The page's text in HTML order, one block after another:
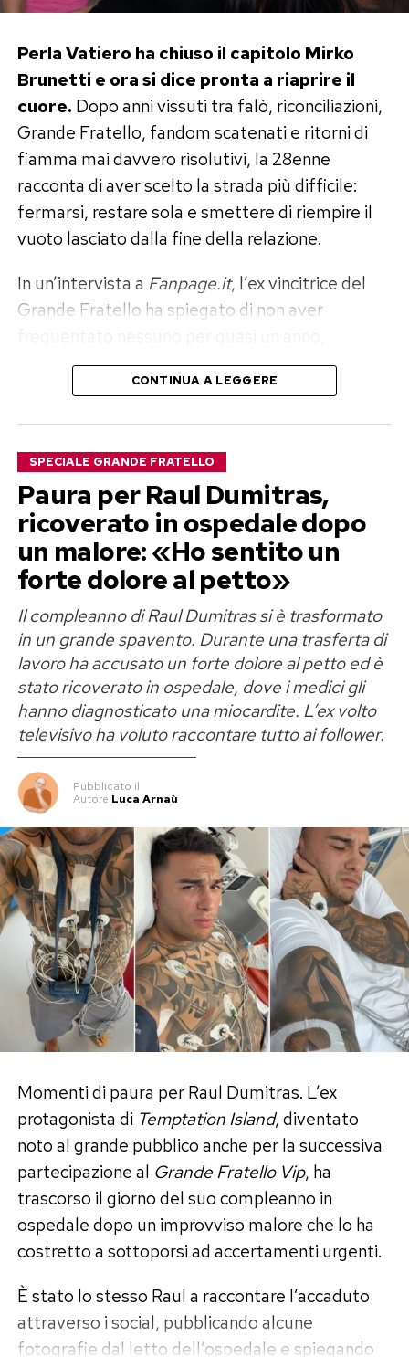
Perla Vatiero ha chiuso il capitolo Mirko
Brunetti e ora si dice pronta a riaprire il
cuore. Dopo anni vissuti tra falò, riconciliazioni,
Grande Fratello, fandom scatenati e ritorni di
fiamma mai davvero risolutivi, la 28enne
racconta di aver scelto la strada più difficile:
fermarsi, restare sola e smettere di riempire il
vuoto lasciato dalla fine della relazione.
In un’intervista a Fanpage.it, l’ex vincitrice del
Grande Fratello ha spiegato di non aver
escludendo anche rapporti fisici. «Volevo
disintossicarmi del tutto ed elaborare il dolore»,
persona al centro della propria vita.
Perla Vatiero: «Con Mirko un amore
vero, ma diventato tossico»
Il rapporto tra Perla Vatiero e Mirko Brunetti
aveva conquistato il pubblico diTemptation
Islandnel 2023, trasformandosi poi in una delle
saghe sentimentali più seguite sui social. Cinque
anni di convivenza, una rottura davanti alle
telecamere, nuovi legami, il riavvicinamento
nella Casa del Grande Fratello e infine il
tentativo di ricominciare una volta terminato il
reality.
Oggi Perla non rinnega ciò che ha provato. «È la
risposta a un amore che è stato vero», ha
spiegato parlando dei “Perletti”, i sostenitori
che continuano a sperare in un ritorno di coppia.
Quell’amore, però, era diventato «tossico»
perché vissuto in una simbiosi totale che aveva
finito per compromettere il rapporto. I due
avrebbero provato a ricucire per circa due mesi
continuare avrebbe significato ripetere gli stessi
errori. Ora, assicura lei, tra loro non esiste alcun
contatto.
Un anno senza frequentazioni:
«Dovevo elaborare il dolore»
Vatiero una scelta precisa. Nessuna relazione di
passaggio, nessun flirt estivo buono per
riempire le pagine di gossip e neppure la ricerca
CONTINUA A LEGGERE
SPECIALE GRANDE FRATELLO
Paura per Raul Dumitras,
ricoverato in ospedale dopo
un malore: «Ho sentito un
forte dolore al petto»
Il compleanno di Raul Dumitras si è trasformato
in un grande spavento. Durante una trasferta di
lavoro ha accusato un forte dolore al petto ed è
stato ricoverato in ospedale, dove i medici gli
hanno diagnosticato una miocardite. L’ex volto
televisivo ha voluto raccontare tutto ai follower.
Pubblicato il
Autore Luca Arnaù
Momenti di paura per Raul Dumitras. L’ex
protagonista di Temptation Island, diventato
noto al grande pubblico anche per la successiva
partecipazione al Grande Fratello Vip, ha
trascorso il giorno del suo compleanno in
ospedale dopo un improvviso malore che lo ha
costretto a sottoporsi ad accertamenti urgenti.
È stato lo stesso Raul a raccontare l’accaduto
attraverso i social, pubblicando alcune
fotografie dal letto dell’ospedale e spiegando